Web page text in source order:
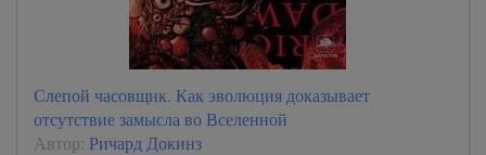
Слепой часовщик. Как эволюция доказывает
отсутствие замысла во Вселенной
Автор: Ричард Докинз